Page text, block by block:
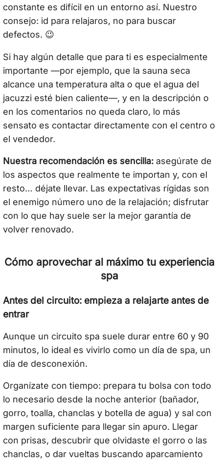
constante es difícil en un entorno así. Nuestro
consejo: id para relajaros, no para buscar
defectos. 😉
Si hay algún detalle que para ti es especialmente
importante —por ejemplo, que la sauna seca
alcance una temperatura alta o que el agua del
jacuzzi esté bien caliente—, y en la descripción o
en los comentarios no queda claro, lo más
sensato es contactar directamente con el centro o
el vendedor.
Nuestra recomendación es sencilla: asegúrate de
los aspectos que realmente te importan y, con el
resto… déjate llevar. Las expectativas rígidas son
el enemigo número uno de la relajación; disfrutar
con lo que hay suele ser la mejor garantía de
volver renovado.
Cómo aprovechar al máximo tu experiencia
spa
Antes del circuito: empieza a relajarte antes de
entrar
Aunque un circuito spa suele durar entre 60 y 90
minutos, lo ideal es vivirlo como un día de spa, un
día de desconexión.
Organízate con tiempo: prepara tu bolsa con todo
lo necesario desde la noche anterior (bañador,
gorro, toalla, chanclas y botella de agua) y sal con
margen suficiente para llegar sin apuro. Llegar
con prisas, descubrir que olvidaste el gorro o las
chanclas, o dar vueltas buscando aparcamiento